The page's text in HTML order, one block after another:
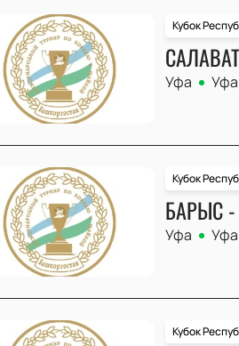
Кубок
Уфа
Кубок
БАРЫС
Уфа
Кубок